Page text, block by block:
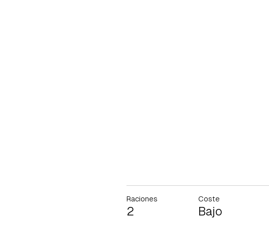
Raciones
2
Coste
Bajo